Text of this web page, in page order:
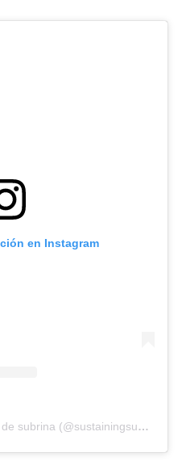
en Instagram
Una publicación compartida de subrina (@sustainingsubrina)